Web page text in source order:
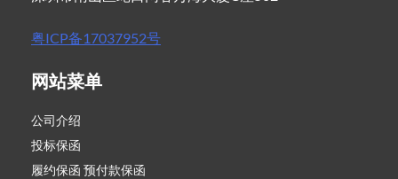
粤ICP备17037952号
网站菜单
公司介绍
投标保函
履约保函 预付款保函